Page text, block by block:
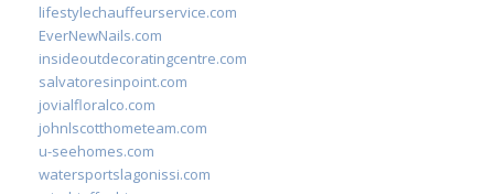
lifestylechauffeurservice.com
EverNewNails.com
insideoutdecoratingcentre.com
salvatoresinpoint.com
jovialfloralco.com
johnlscotthometeam.com
u-seehomes.com
watersportslagonissi.com